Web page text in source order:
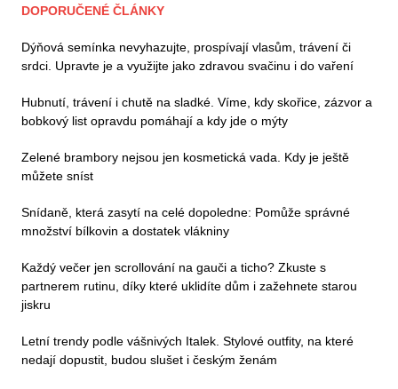
DOPORUČENÉ ČLÁNKY
Dýňová semínka nevyhazujte, prospívají vlasům, trávení či
srdci. Upravte je a využijte jako zdravou svačinu i do vaření
Hubnutí, trávení i chutě na sladké. Víme, kdy skořice, zázvor a
bobkový list opravdu pomáhají a kdy jde o mýty
Zelené brambory nejsou jen kosmetická vada. Kdy je ještě
můžete sníst
Snídaně, která zasytí na celé dopoledne: Pomůže správné
množství bílkovin a dostatek vlákniny
Každý večer jen scrollování na gauči a ticho? Zkuste s
partnerem rutinu, díky které uklidíte dům i zažehnete starou
jiskru
Letní trendy podle vášnivých Italek. Stylové outfity, na které
nedají dopustit, budou slušet i českým ženám